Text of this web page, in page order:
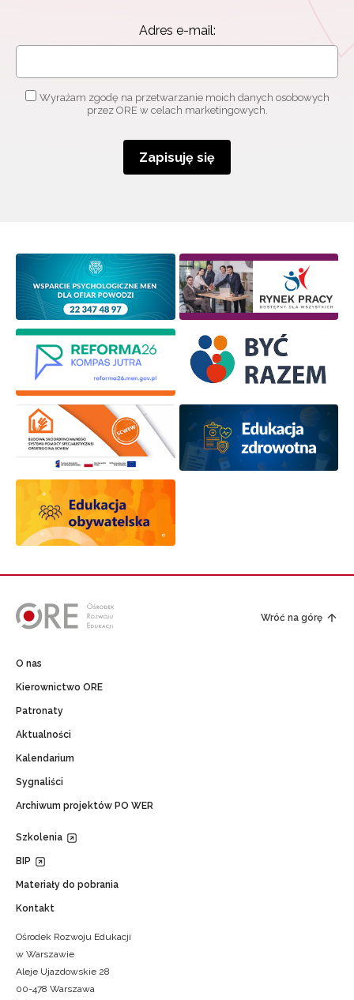
Adres e-mail:
Wyrażam zgodę na przetwarzanie moich danych osobowych
przez ORE w celach marketingowych.
Zapisuję się
Wróć na górę
O nas
Kierownictwo ORE
Patronaty
Aktualności
Kalendarium
Sygnaliści
Archiwum projektów PO WER
Szkolenia
BIP
Materiały do pobrania
Kontakt
Ośrodek Rozwoju Edukacji
w Warszawie
Aleje Ujazdowskie 28
00-478 Warszawa